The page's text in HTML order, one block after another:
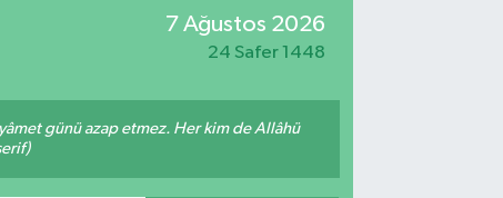
7 Ağustos 2026
24 Safer 1448
günü azap etmez. Her kim de Allâhü